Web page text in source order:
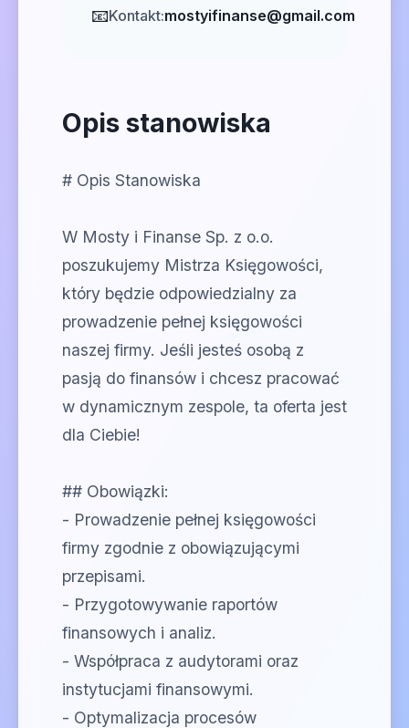
📧Kontakt:mostyifinanse@gmail.com
Opis stanowiska
# Opis Stanowiska
W Mosty i Finanse Sp. z o.o.
poszukujemy Mistrza Księgowości,
który będzie odpowiedzialny za
prowadzenie pełnej księgowości
naszej firmy. Jeśli jesteś osobą z
pasją do finansów i chcesz pracować
w dynamicznym zespole, ta oferta jest
dla Ciebie!
## Obowiązki:
- Prowadzenie pełnej księgowości
firmy zgodnie z obowiązującymi
przepisami.
- Przygotowywanie raportów
finansowych i analiz.
- Współpraca z audytorami oraz
instytucjami finansowymi.
- Optymalizacja procesów